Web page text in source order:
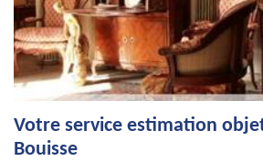
Votre service estimation
Bouisse